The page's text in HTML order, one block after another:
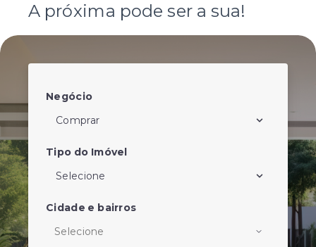
A próxima pode ser a sua!
Negócio
Comprar
Tipo do Imóvel
Selecione
Cidade e bairros
Selecione